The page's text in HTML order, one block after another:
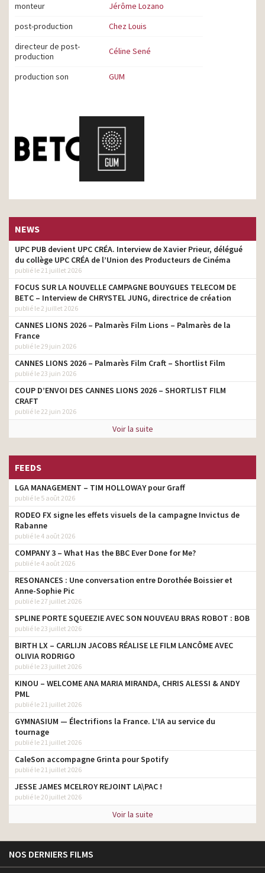
monteur
Jérôme Lozano
post-production
Chez Louis
directeur de post-
production
Céline Sené
production son GUM
NEWS
UPC PUB devient UPC CRÉA. Interview de Xavier Prieur, délégué
du collège UPC CRÉA de l’Union des Producteurs de Cinéma
publié le 21 juillet 2026
FOCUS SUR LA NOUVELLE CAMPAGNE BOUYGUES TELECOM DE
BETC – Interview de CHRYSTEL JUNG, directrice de création
publié le 2 juillet 2026
CANNES LIONS 2026 – Palmarès Film Lions – Palmarès de la
France
publié le 29 juin 2026
CANNES LIONS 2026 – Palmarès Film Craft – Shortlist Film
publié le 23 juin 2026
COUP D’ENVOI DES CANNES LIONS 2026 – SHORTLIST FILM
CRAFT
publié le 22 juin 2026
Voir la suite
FEEDS
LGA MANAGEMENT – TIM HOLLOWAY pour Graff
publié le 5 août 2026
RODEO FX signe les effets visuels de la campagne Invictus de
Rabanne
publié le 4 août 2026
COMPANY 3 – What Has the BBC Ever Done for Me?
publié le 4 août 2026
RESONANCES : Une conversation entre Dorothée Boissier et
Anne-Sophie Pic
publié le 27 juillet 2026
SPLINE PORTE SQUEEZIE AVEC SON NOUVEAU BRAS ROBOT : BOB
publié le 23 juillet 2026
BIRTH LX – CARLIJN JACOBS RÉALISE LE FILM LANCÔME AVEC
OLIVIA RODRIGO
publié le 23 juillet 2026
KINOU – WELCOME ANA MARIA MIRANDA, CHRIS ALESSI & ANDY
PML
publié le 21 juillet 2026
GYMNASIUM — Électrifions la France. L’IA au service du
tournage
publié le 21 juillet 2026
CaleSon accompagne Grinta pour Spotify
publié le 21 juillet 2026
JESSE JAMES MCELROY REJOINT LA\PAC !
publié le 20 juillet 2026
Voir la suite
NOS DERNIERS FILMS